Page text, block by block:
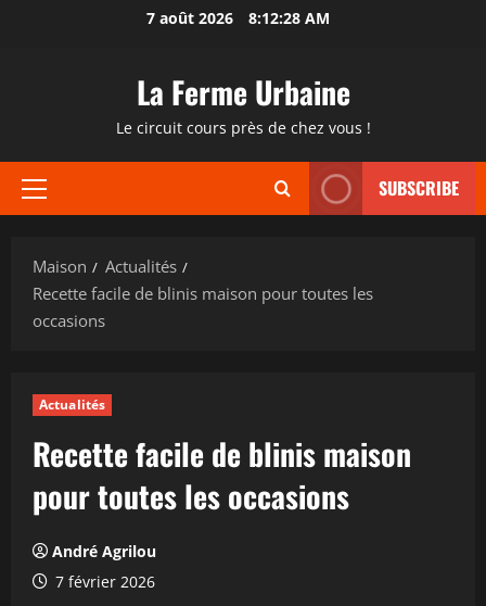
7 août 2026 8:12:29 AM
La Ferme Urbaine
Le circuit cours près de chez vous !
Menu
SUBSCRIBE
Maison
Actualités
Recette facile de blinis maison pour toutes les
occasions
Actualités
Recette facile de blinis maison
pour toutes les occasions
André Agrilou
7 février 2026